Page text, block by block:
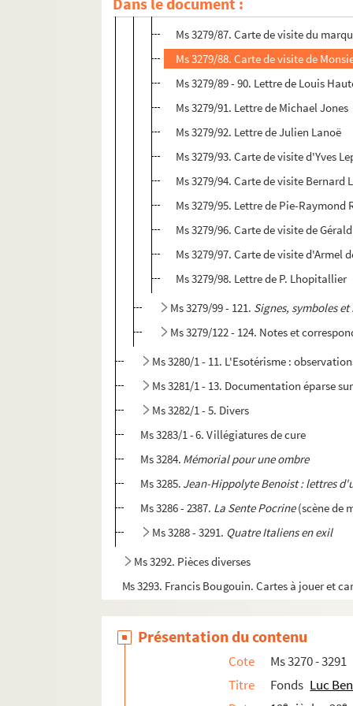
Ms 3279/86. Lettre du docteur Marc
Ms 3279/87. Carte de visite du
Ms 3279/88. Carte de visite de
Ms 3279/89 - 90. Lettre de Louis
Ms 3279/91. Lettre de Michael Jones
Ms 3279/92. Lettre de Julien Lanoë
Ms 3279/93. Carte de visite d'Yves
Ms 3279/94. Carte de visite
Ms 3279/95. Lettre de Pie-Raymond
Ms 3279/96. Carte de visite de
Ms 3279/97. Carte de visite d'Armel
Ms 3279/98. Lettre de P. Lhopitallier
Ms 3279/99 - 121. Signes, symboles
Ms 3279/122 - 124. Notes et
Ms 3280/1 - 11. L'Esotérisme :
Ms 3281/1 - 13. Documentation éparse
Ms 3282/1 - 5. Divers
Ms 3283/1 - 6. Villégiatures de cure
Ms 3284. Mémorial pour une ombre
Ms 3285. Jean-Hippolyte Benoist : lettres
Ms 3286 - 2387. La Sente Pocrine(scène de
Ms 3288 - 3291. Quatre Italiens en exil
Ms 3292. Pièces diverses
Ms 3293. Francis Bougouin. Cartes à jouer et
Ms 3295. Régine Kervarec. Les livres d'heures
Ms 3296. Lettres d'Alphonse Séché à Luce
Ms 3297. Divers documents de caractères
Présentation du contenu
Cote
Ms 3270 - 3291
Titre
Fonds Luc